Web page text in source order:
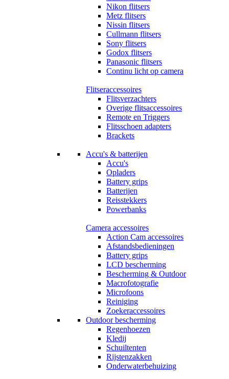
Nikon flitsers
Metz flitsers
Nissin flitsers
Cullmann flitsers
Sony flitsers
Godox flitsers
Panasonic flitsers
Continu licht op camera
Flitseraccessoires
Flitsverzachters
Overige flitsaccessoires
Remote en Triggers
Flitsschoen adapters
Brackets
Accu's & batterijen
Accu's
Opladers
Battery grips
Batterijen
Reisstekkers
Powerbanks
Camera accessoires
Action Cam accessoires
Afstandsbedieningen
Battery grips
LCD bescherming
Bescherming & Outdoor
Macrofotografie
Microfoons
Reiniging
Zoekeraccessoires
Outdoor bescherming
Regenhoezen
Kledij
Schuiltenten
Rijstenzakken
Onderwaterbehuizing